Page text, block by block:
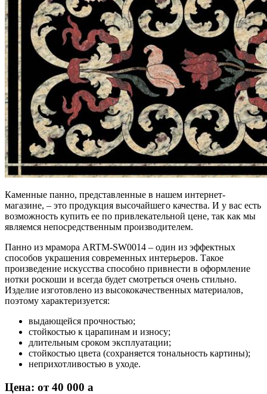
Каменные панно, представленные в нашем интернет-
магазине, – это продукция высочайшего качества. И у вас есть
возможность купить ее по привлекательной цене, так как мы
являемся непосредственным производителем.
Панно из мрамора ARTM-SW0014 – один из эффектных
способов украшения современных интерьеров. Такое
произведение искусства способно привнести в оформление
нотки роскоши и всегда будет смотреться очень стильно.
Изделие изготовлено из высококачественных материалов,
поэтому характеризуется:
выдающейся прочностью;
стойкостью к царапинам и износу;
длительным сроком эксплуатации;
стойкостью цвета (сохраняется тональность картины);
неприхотливостью в уходе.
Цена: от 40 000 a